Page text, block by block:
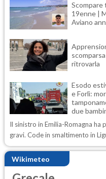
Scompare
19enne |
Aviano
ritrovarla
Esodo
e Forlì:
due
Il sinistro in Emilia-Romagna
gravi. Code in smaltimento in
Wikimeteo